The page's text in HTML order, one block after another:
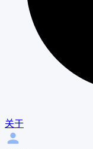
关于